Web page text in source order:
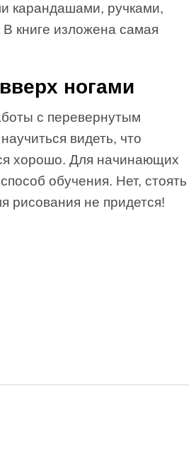
карандашами, ручками,
В книге изложена самая
ногами
с перевернутым
видеть, что
хорошо. Для начинающих
обучения. Нет, стоять
рисования не придется!